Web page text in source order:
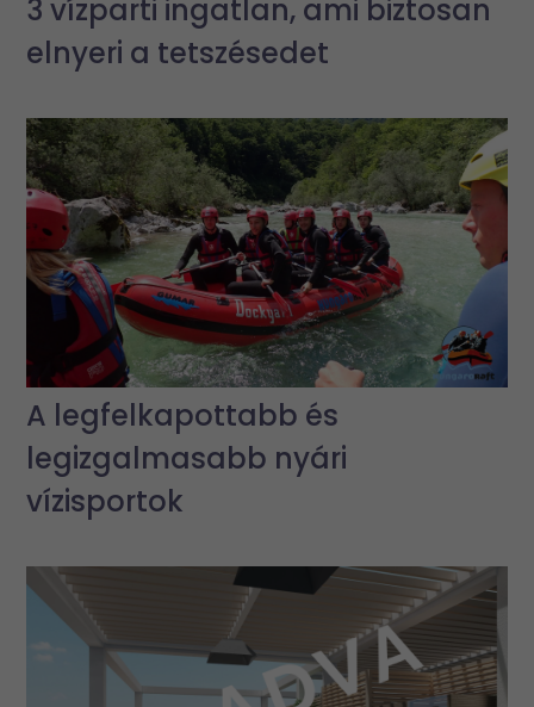
3 vízparti ingatlan, ami biztosan
elnyeri a tetszésedet
A legfelkapottabb és
legizgalmasabb nyári
vízisportok